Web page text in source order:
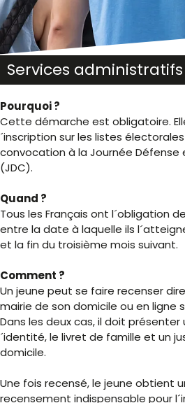
Services
Pourquoi ?
Cette démarche est obligatoire.
´inscription sur les listes
convocation à la Journée
(JDC).
Quand ?
Tous les Français ont l´obligation
entre la date à laquelle ils
et la fin du troisième mois suivant.
Comment ?
Un jeune peut se faire recenser
mairie de son domicile ou en ligne
Dans les deux cas, il doit présenter
´identité, le livret de famille et un
domicile.
Une fois recensé, le jeune obtient
recensement indispensable pour